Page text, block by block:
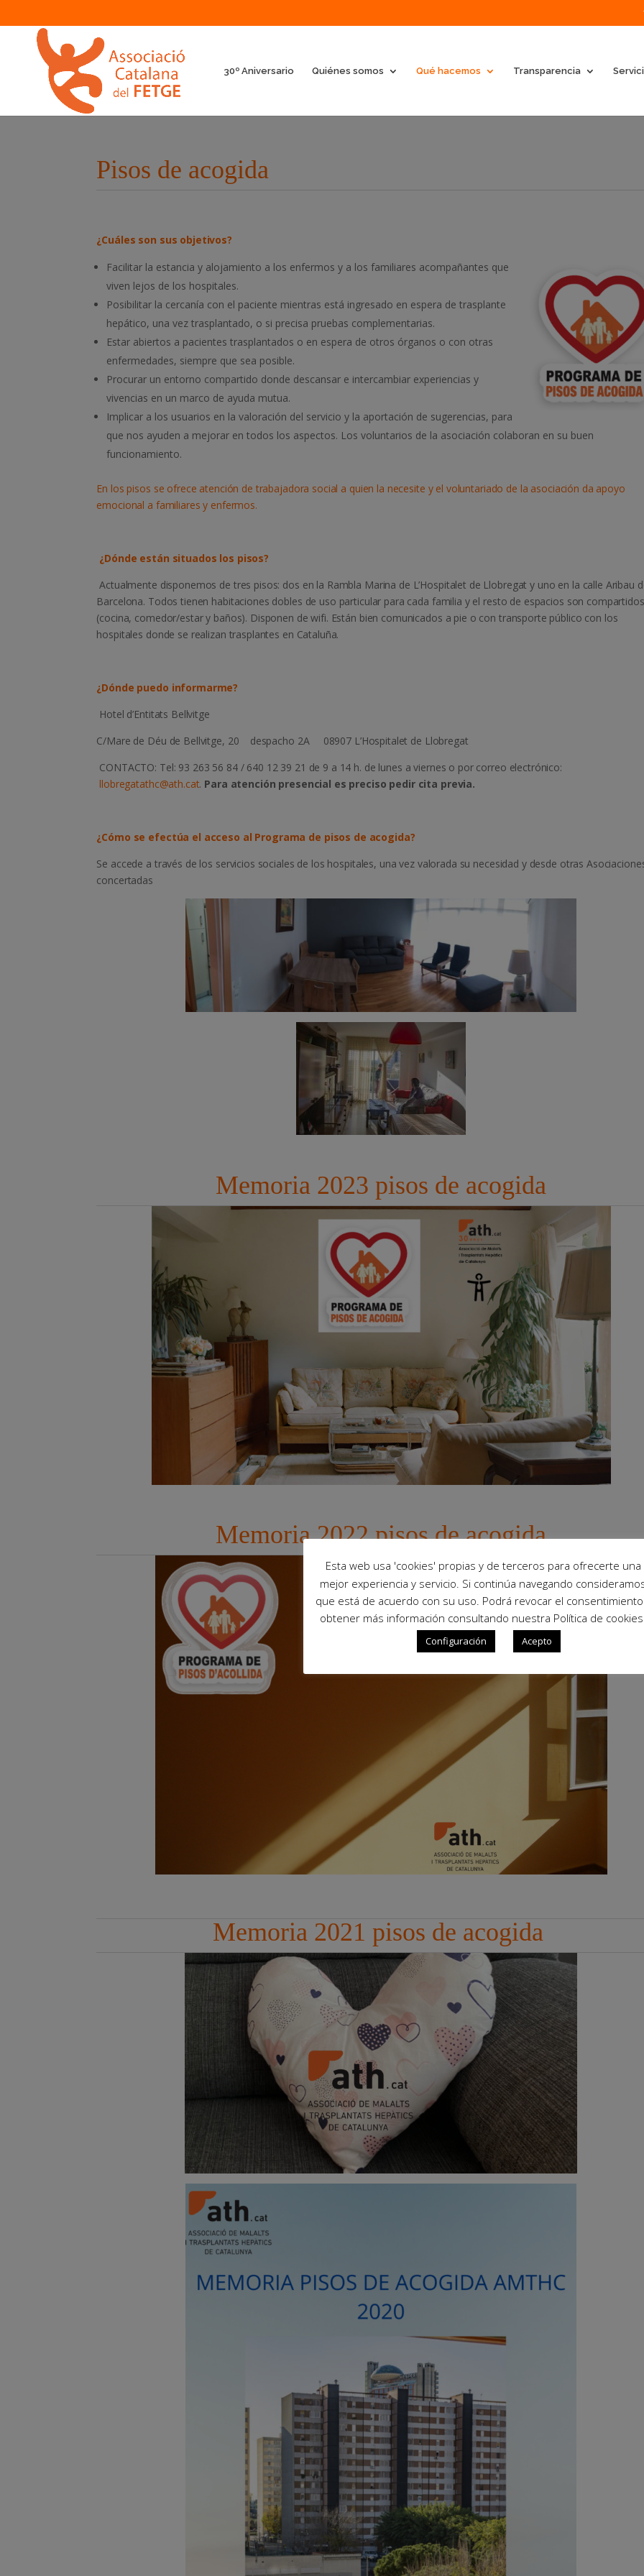
30º Aniversario Quiénes somos Qué hacemos Transparencia
Pisos de acogida
¿Cuáles son sus objetivos?
Facilitar la estancia y alojamiento a los enfermos y a los familiares acompañantes que
viven lejos de los hospitales.
Posibilitar la cercanía con el paciente mientras está ingresado en espera de trasplante
hepático, una vez trasplantado, o si precisa pruebas complementarias.
Estar abiertos a pacientes trasplantados o en espera de otros órganos o con otras
enfermedades, siempre que sea posible.
Procurar un entorno compartido donde descansar e intercambiar experiencias y
vivencias en un marco de ayuda mutua.
Implicar a los usuarios en la valoración del servicio y la aportación de sugerencias, para
que nos ayuden a mejorar en todos los aspectos. Los voluntarios de la asociación colaboran en su buen
funcionamiento.
En los pisos se ofrece atención de trabajadora social a quien la necesite y el voluntariado de la asociación da apoyo
emocional a familiares y enfermos.
¿Dónde están situados los pisos?
Actualmente disponemos de tres pisos: dos en la Rambla Marina de L’Hospitalet de Llobregat y uno en la calle Aribau
Barcelona. Todos tienen habitaciones dobles de uso particular para cada familia y el resto de espacios son compartidos
(cocina, comedor/estar y baños). Disponen de wifi. Están bien comunicados a pie o con transporte público con los
hospitales donde se realizan trasplantes en Cataluña.
¿Dónde puedo informarme?
Hotel d’Entitats Bellvitge
C/Mare de Déu de Bellvitge, 20 despacho 2A 08907 L’Hospitalet de Llobregat
CONTACTO: Tel: 93 263 56 84 / 640 12 39 21 de 9 a 14 h. de lunes a viernes o por correo electrónico:
llobregatathc@ath.cat. Para atención presencial es preciso pedir cita previa.
¿Cómo se efectúa el acceso al Programa de pisos de acogida?
Se accede a través de los servicios sociales de los hospitales, una vez valorada su necesidad y desde otras
concertadas
Memoria 2023 pisos de acogida
Memoria 2022 pisos de acogida
Memoria 2021 pisos de acogida
Esta web usa 'cookies' propias y de terceros para ofrecerte una
mejor experiencia y servicio. Si continúa navegando
que está de acuerdo con su uso. Podrá revocar el
obtener más información consultando nuestra Política de
Configuración Acepto